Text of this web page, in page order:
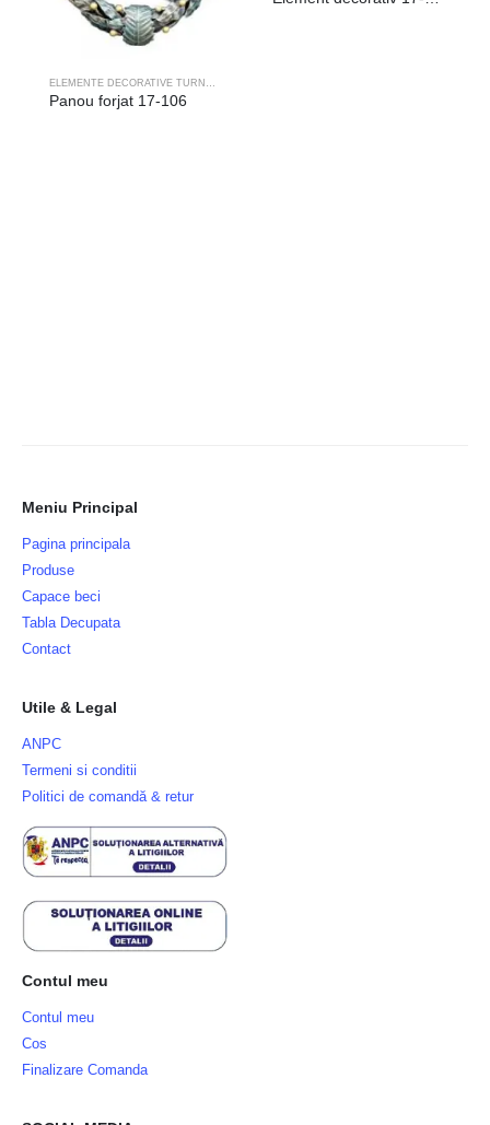
Panou forjat 17-106
Meniu Principal
Pagina principala
Produse
Capace beci
Tabla Decupata
Contact
Utile & Legal
ANPC
Termeni si conditii
Politici de comandă & retur
Contul meu
Contul meu
Cos
Finalizare Comanda